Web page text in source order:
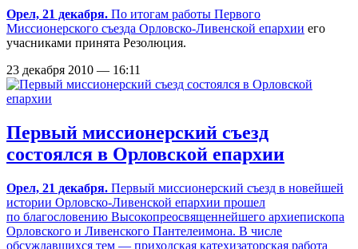
Орел, 21 декабря. По итогам работы Первого
Миссионерского съезда Орловско-Ливенской епархии его
учасниками принята Резолюция.
23 декабря 2010 — 16:11
Первый миссионерский съезд
состоялся в Орловской епархии
Орел, 21 декабря. Первый миссионерский съезд в новейшей
истории Орловско-Ливенской епархии прошел
по благословению Высокопреосвященнейшего архиепископа
Орловского и Ливенского Пантелеимона. В числе
обсуждавшихся тем — приходская катехизаторская работа